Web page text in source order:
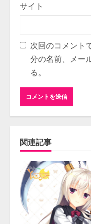
サイト
次回のコメント
分の名前、メー
る。
関連記事